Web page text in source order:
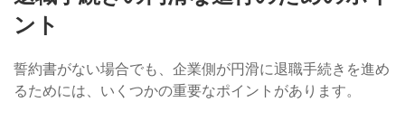
ント
誓約書がない場合でも、企業側が円滑に退職手続きを進め
るためには、いくつかの重要なポイントがあります。